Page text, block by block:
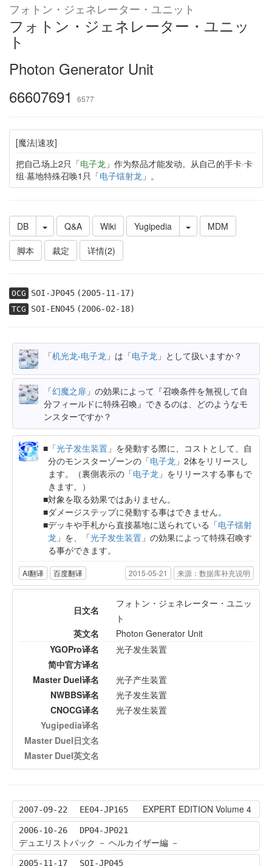
フォトン・ジェネレーター・ユニット
フォトン・ジェネレーター・ユニッ
ト
Photon Generator Unit
66607691
6577
[魔法|速攻]
把自己场上2只「电子龙 」作为祭品才能发动。从自己的手卡·卡
组·墓地特殊召唤1只「电子镭射龙 」。
DB Q&A Wiki Yugipedia
MDM
脚本
裁定 详情(2)
OCG SOI-JP045(2005-11-17)
TCG SOI-EN045(2006-02-18)
「机光龙-电子龙 」は「电子龙 」として扱いますか？
「幻魔之扉 」の効果によって『召喚条件を無視して自
分フィールドに特殊召喚』できるのは、どのようなモ
ンスターですか？
「光子发生装置 」を発動する際に、コストとして、自
分のモンスターゾーンの「电子龙 」2体をリリースし
ます。（裏側表示の「电子龙 」をリリースする事もで
きます。）
対象を取る効果ではありません。
ダメージステップに発動する事はできません。
デッキや手札から直接墓地に送られている「电子镭射
龙 」を、「光子发生装置 」の効果によって特殊召喚す
る事ができます。
AI翻译 百度翻译 2015-05-21 来源：数据库补充说明
日文名
フォトン・ジェネレーター・ユニッ
ト
英文名
Photon Generator Unit
YGOPro译名
光子发生装置
简中官方译名
Master Duel译名
光子产生装置
NWBBS译名
光子发生装置
CNOCG译名
光子发生装置
Yugipedia译名
Master Duel日文名
Master Duel英文名
2007-09-22 EE04-JP165 EXPERT EDITION Volume 4
2006-10-26 DP04-JP021
デュエリストパック － ヘルカイザー編 －
2005-11-17 SOI-JP045